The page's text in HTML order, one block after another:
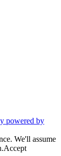
powered by
We'll assume
Accept